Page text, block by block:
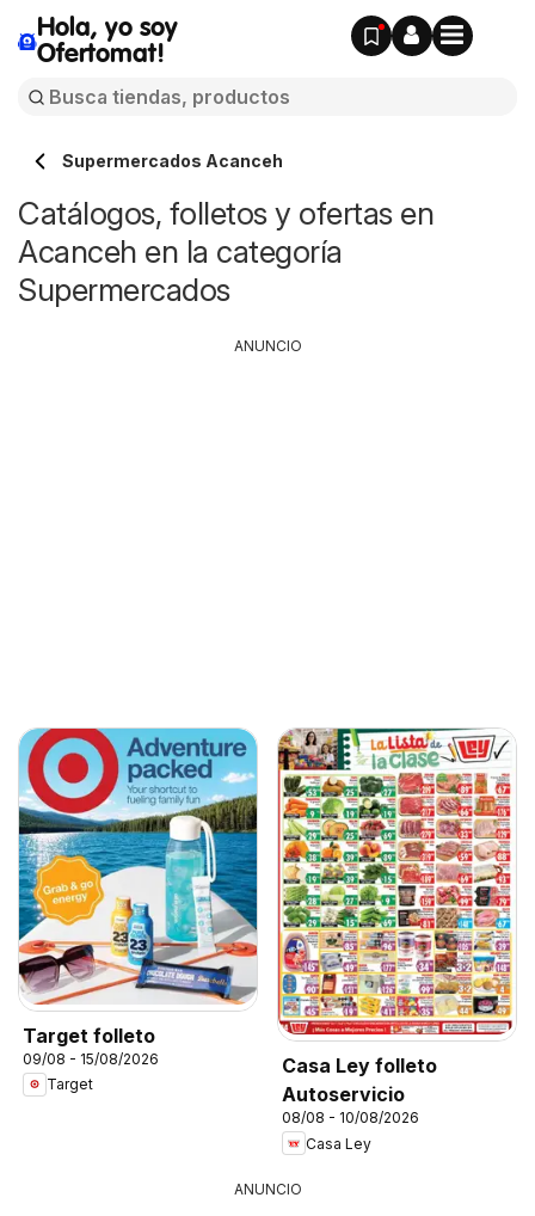
Hola, yo soy
Ofertomat!
Supermercados Acanceh
Catálogos, folletos y ofertas en
Acanceh en la categoría
Supermercados
Target folleto
09/08 - 15/08/2026
Target
Casa Ley folleto
Autoservicio
08/08 - 10/08/2026
Casa Ley
ANUNCIO
ANUNCIO